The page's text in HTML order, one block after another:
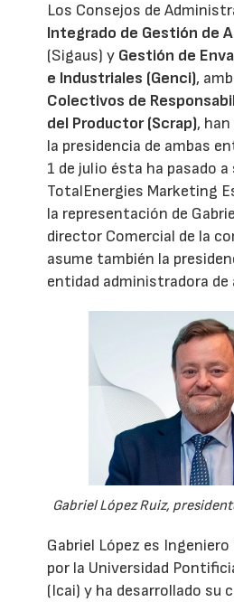
Los Consejos de
Integrado de Gestión de
(Sigaus) y Gestión de
e Industriales (Genci),
Colectivos de
del Productor (Scrap),
la presidencia de ambas
1 de julio ésta ha pasado
TotalEnergies Marketing
la representación de
director Comercial de la
asume también la
entidad administradora de
Gabriel López Ruiz,
Gabriel López es
por la Universidad
(Icai) y ha desarrollado su